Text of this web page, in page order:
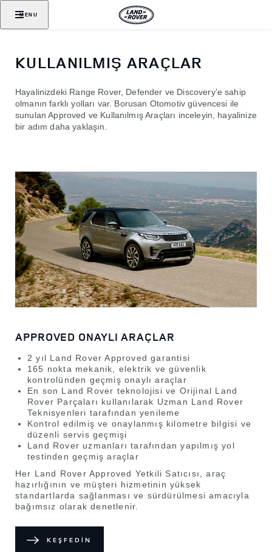
MENU
KULLANILMIŞ ARAÇLAR
Hayalinizdeki Range Rover, Defender ve Discovery’e sahip
olmanın farklı yolları var. Borusan Otomotiv güvencesi ile
sunulan Approved ve Kullanılmış Araçları inceleyin, hayalinize
bir adım daha yaklaşın.
APPROVED ONAYLI ARAÇLAR
2 yıl Land Rover Approved garantisi
165 nokta mekanik, elektrik ve güvenlik
kontrolünden geçmiş onaylı araçlar
En son Land Rover teknolojisi ve Orijinal Land
Rover Parçaları kullanılarak Uzman Land Rover
Teknisyenleri tarafından yenileme
Kontrol edilmiş ve onaylanmış kilometre bilgisi ve
düzenli servis geçmişi
Land Rover uzmanları tarafından yapılmış yol
testinden geçmiş araçlar
Her Land Rover Approved Yetkili Satıcısı, araç
hazırlığının ve müşteri hizmetinin yüksek
standartlarda sağlanması ve sürdürülmesi amacıyla
bağımsız olarak denetlenir.
KEŞFEDİN